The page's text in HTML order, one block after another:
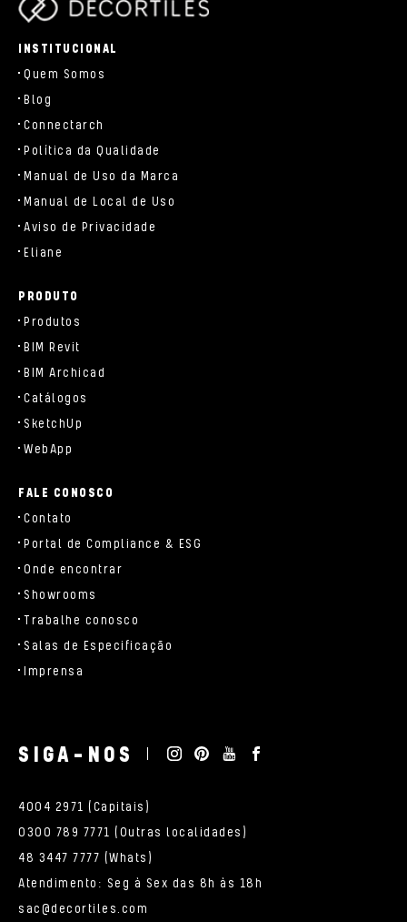
INSTITUCIONAL
Quem Somos
Blog
Connectarch
Política da Qualidade
Manual de Uso da Marca
Manual de Local de Uso
Aviso de Privacidade
Eliane
PRODUTO
Produtos
BIM Revit
BIM Archicad
Catálogos
SketchUp
WebApp
FALE CONOSCO
Contato
Portal de Compliance & ESG
Onde encontrar
Showrooms
Trabalhe conosco
Salas de Especificação
Imprensa
SIGA-NOS
4004 2971 (Capitais)
0300 789 7771 (Outras localidades)
48 3447 7777 (Whats)
Atendimento: Seg à Sex das 8h às 18h
sac@decortiles.com